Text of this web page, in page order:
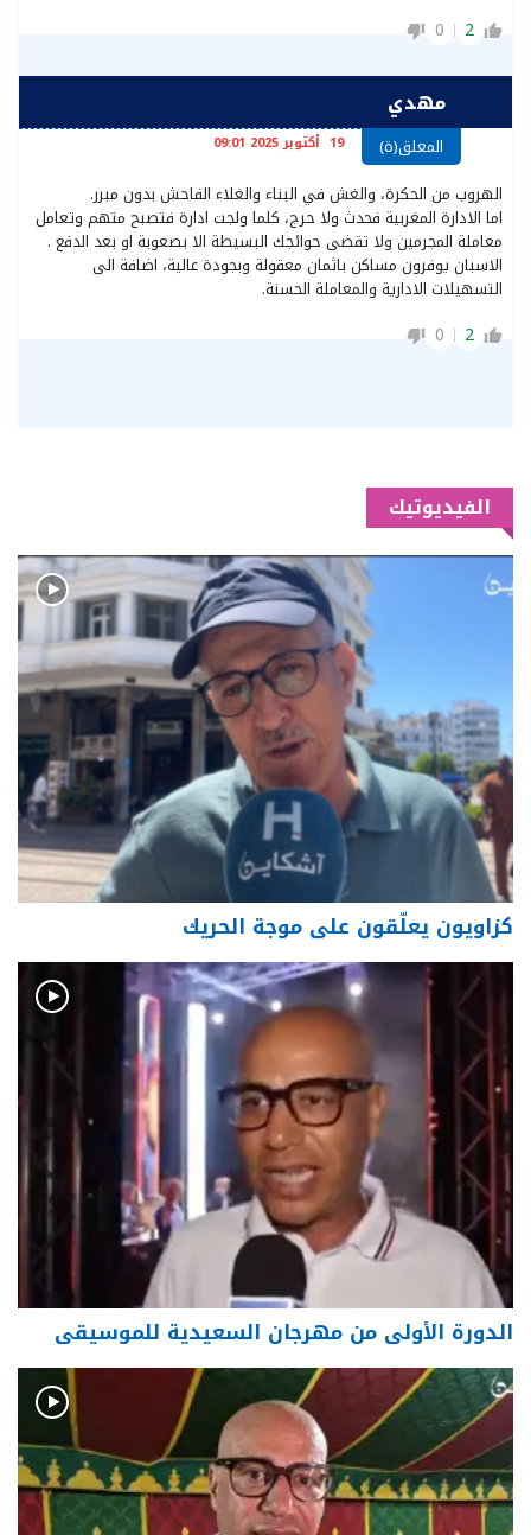
2
0
مهدي
المعلق(ة) 19 أكتوبر 2025 09:01
الهروب من الحكرة، والغش في البناء والغلاء الفاحش بدون مبرر.
اما الادارة المغربية فحدث ولا حرج، كلما ولجت ادارة فتصبح متهم وتعامل
معاملة المجرمين ولا تقضى حوائجك البسيطة الا بصعوبة او بعد الدفع .
الاسبان يوفرون مساكن باثمان معقولة وبجودة عالية، اضافة الى
التسهيلات الادارية والمعاملة الحسنة.
2
0
الفيديوتيك
كزاويون يعلّقون على موجة الحريك
الدورة الأولى من مهرجان السعيدية للموسيقى